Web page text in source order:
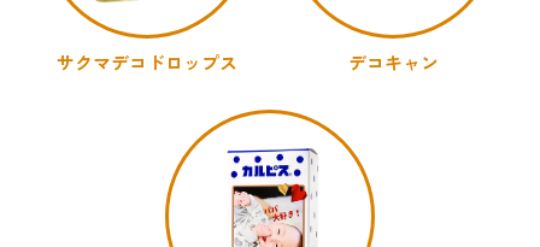
サクマデコドロップス デコキャン